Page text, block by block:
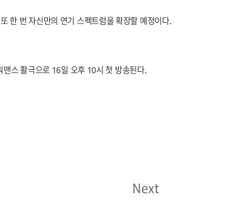
한 번 자신만의 연기 스펙트럼을 확장할 예정이다.
스 활극으로 16일 오후 10시 첫 방송된다.
Next